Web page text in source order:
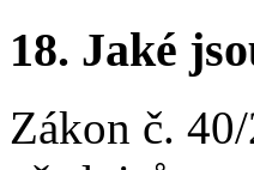
18. Jaké
Zákon č.